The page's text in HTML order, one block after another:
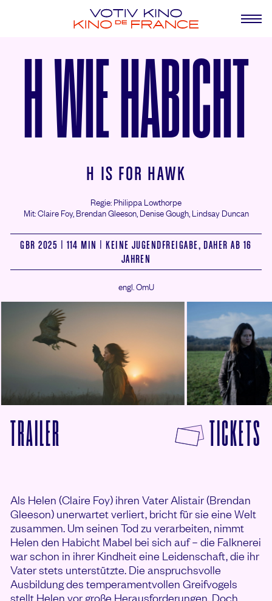
H WIE HABICHT
H IS FOR HAWK
Regie: Philippa Lowthorpe
Mit: Claire Foy, Brendan Gleeson, Denise Gough, Lindsay Duncan
GBR 2025 | 114 MIN | KEINE JUGENDFREIGABE, DAHER AB 16
JAHREN
engl. OmU
TRAILER
TICKETS
Als Helen (Claire Foy) ihren Vater Alistair (Brendan
Gleeson) unerwartet verliert, bricht für sie eine Welt
zusammen. Um seinen Tod zu verarbeiten, nimmt
Helen den Habicht Mabel bei sich auf – die Falknerei
war schon in ihrer Kindheit eine Leidenschaft, die ihr
Vater stets unterstützte. Die anspruchsvolle
Ausbildung des temperamentvollen Greifvogels
stellt Helen vor große Herausforderungen. Doch